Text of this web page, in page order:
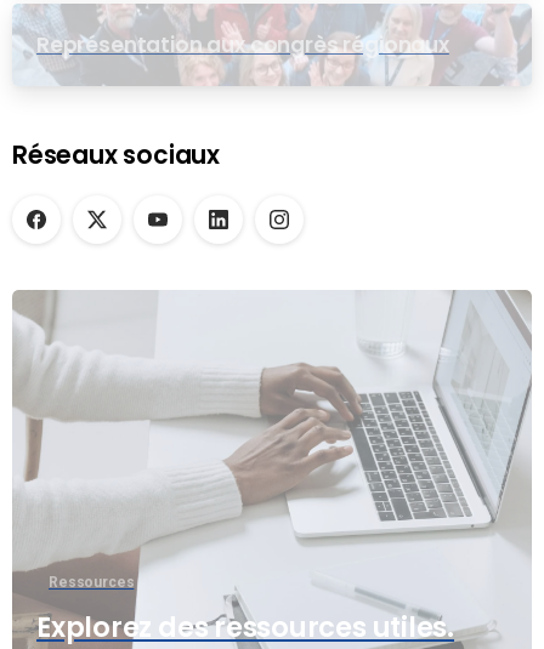
Représentation aux congrès régionaux
Réseaux sociaux
Ressources
Explorez des ressources utiles.